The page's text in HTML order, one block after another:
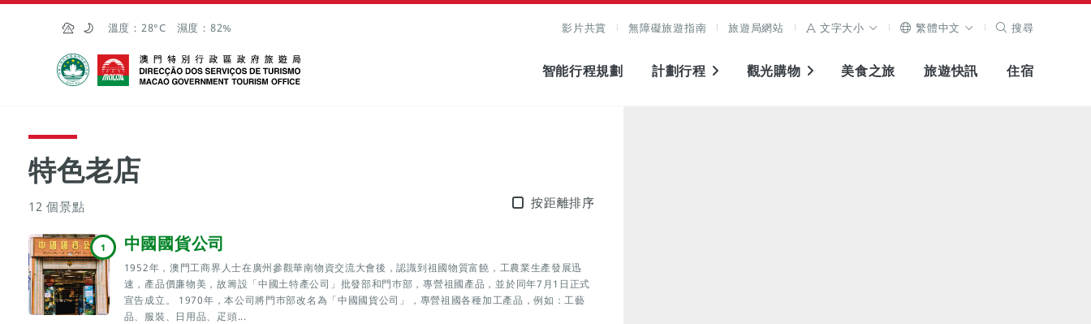
跳至主内容
溫度： 28°C 濕度： 82% 影片共賞 無障礙旅遊指南 旅遊局網站 文字大小 繁體中文 搜尋
澳門特別行政區政府旅遊局
智能行程規劃 計劃行程 觀光購物 美食之旅 旅遊快訊 住宿
特色老店
12 個景點 按距離排序
1 中國國貨公司
1952年，澳門工商界人士在廣州參觀華南物資交流大會後，認識到祖國物質富饒，工農業生產發展迅
速，產品價廉物美，故籌設「中國土特產公司」批發部和門巿部，專營祖國產品，並於同年7月1日正式
宣告成立。 1970年，本公司將門巿部改名為「中國國貨公司」，專營祖國各種加工產品，例如：工藝
品、服裝、日用品、疋頭...